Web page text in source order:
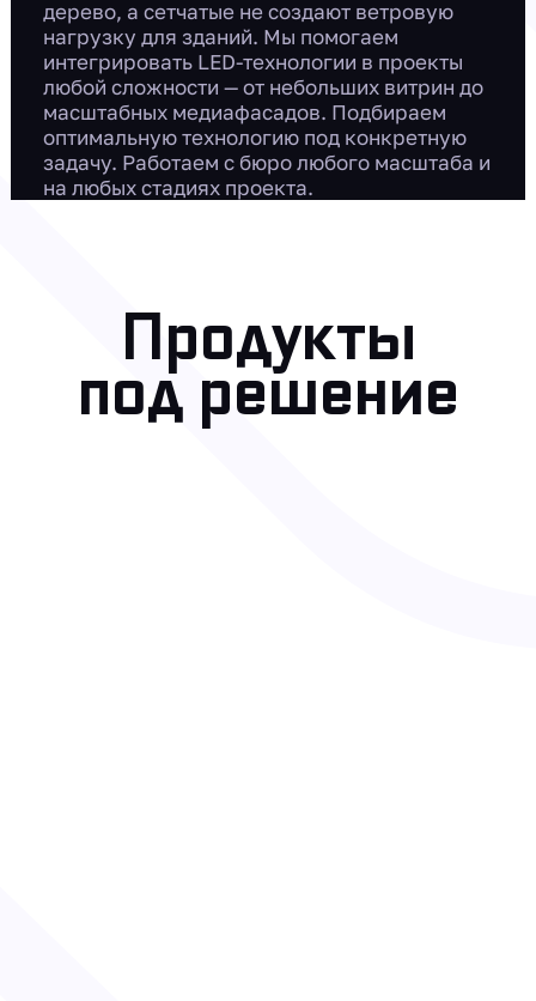
дерево, а сетчатые не создают ветровую
нагрузку для зданий. Мы помогаем
интегрировать LED-технологии в проекты
любой сложности — от небольших витрин до
масштабных медиафасадов. Подбираем
оптимальную технологию под конкретную
задачу. Работаем с бюро любого масштаба и
на любых стадиях проекта.
Продукты
под решение